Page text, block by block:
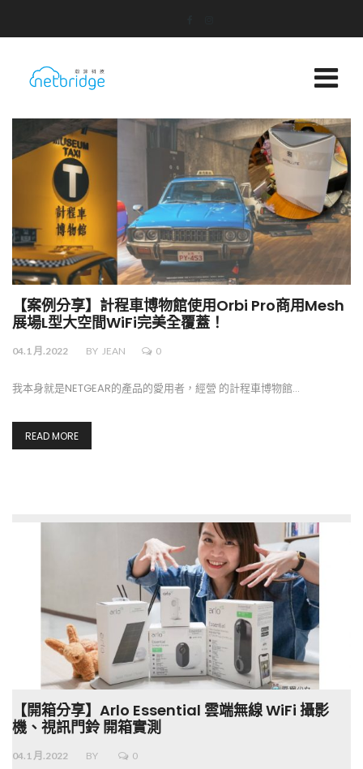
【案例分享】計程車博物館使用Orbi Pro商用Mesh
展場L型大空間WiFi完美全覆蓋！
04.1 月.2022 BY JEAN 0
我本身就是NETGEAR的產品的愛用者，經營 的計程車博物館…
READ MORE
【開箱分享】Arlo Essential 雲端無線 WiFi 攝影
機、視訊門鈴 開箱實測
04.1 月.2022 BY 0